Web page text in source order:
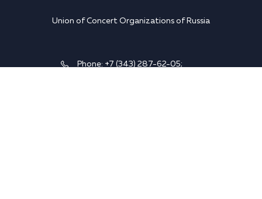
Union of Concert Organizations of Russia
Phone: +7 (343) 287-62-05;